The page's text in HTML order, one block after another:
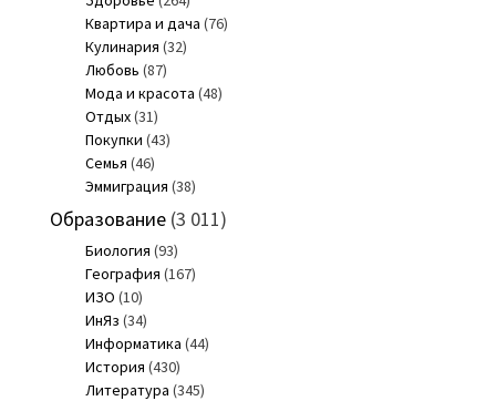
Квартира и дача (76)
Кулинария (32)
Любовь (87)
Мода и красота (48)
Отдых(31)
Покупки (43)
Семья (46)
Эммиграция (38)
Образование(3 011)
Биология (93)
География (167)
ИЗО (10)
ИнЯз (34)
Информатика (44)
История (430)
Литература (345)